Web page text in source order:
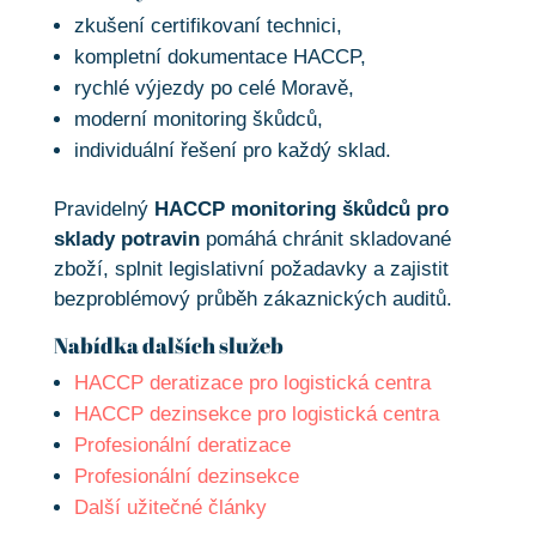
zkušení certifikovaní technici,
kompletní dokumentace HACCP,
rychlé výjezdy po celé Moravě,
moderní monitoring škůdců,
individuální řešení pro každý sklad.
Pravidelný HACCP monitoring škůdců pro
sklady potravinpomáhá chránit skladované
zboží, splnit legislativní požadavky a zajistit
bezproblémový průběh zákaznických auditů.
Nabídka dalších služeb
HACCP deratizace pro logistická centra
HACCP dezinsekce pro logistická centra
Profesionální deratizace
Profesionální dezinsekce
Další užitečné články